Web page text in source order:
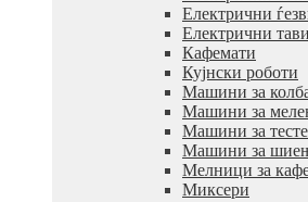
Електрични
Електрични тави
Кафемати
Кујнски роботи
Машини за
Машини за
Машини за
Машини за
Мелници за
Миксери